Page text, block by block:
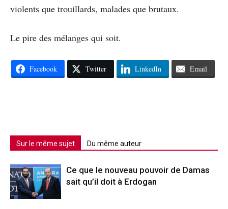
violents que trouillards, malades que brutaux.
Le pire des mélanges qui soit.
Facebook Twitter LinkedIn Email
Sur le même sujet Du même auteur
Ce que le nouveau pouvoir de Damas
sait qu’il doit à Erdogan